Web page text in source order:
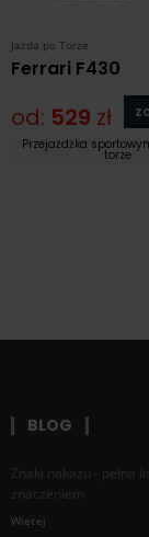
Jazda po Torze
Ferrari F430
od: 529 zł
Przejażdżka
torze
BLOG
Znaki nakazu - pełna
znaczeniem
Więcej